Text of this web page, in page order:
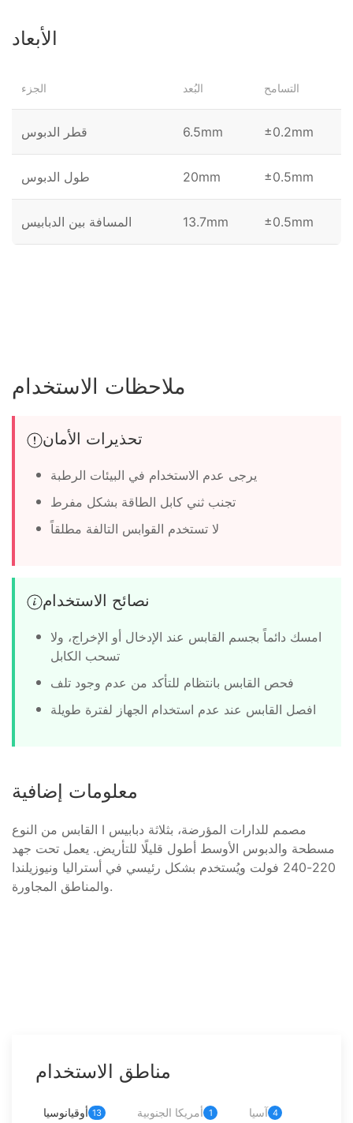
الأبعاد
الجزء البُعد التسامح
قطر الدبوس 6.5mm ±0.2mm
طول الدبوس 20mm ±0.5mm
المسافة بين الدبابيس 13.7mm ±0.5mm
ملاحظات الاستخدام
تحذيرات الأمان
يرجى عدم الاستخدام في البيئات الرطبة
تجنب ثني كابل الطاقة بشكل مفرط
لا تستخدم القوابس التالفة مطلقاً
نصائح الاستخدام
امسك دائماً بجسم القابس عند الإدخال أو الإخراج، ولا
تسحب الكابل
فحص القابس بانتظام للتأكد من عدم وجود تلف
افصل القابس عند عدم استخدام الجهاز لفترة طويلة
معلومات إضافية
القابس من النوع I مصمم للدارات المؤرضة، بثلاثة دبابيس
مسطحة والدبوس الأوسط أطول قليلًا للتأريض. يعمل تحت جهد
220-240 فولت ويُستخدم بشكل رئيسي في أستراليا ونيوزيلندا
والمناطق المجاورة.
مناطق الاستخدام
أوقيانوسيا 13 أمريكا الجنوبية 1 آسيا 4